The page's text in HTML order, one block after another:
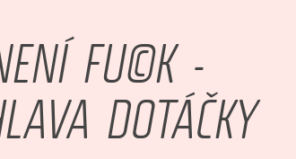
FU©K -
DOTÁČKY